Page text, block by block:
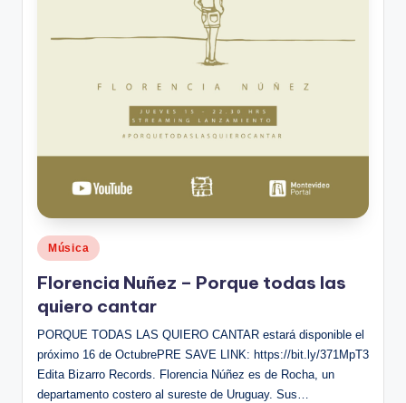
Publicado
en
Música
Florencia Nuñez – Porque todas las
quiero cantar
PORQUE TODAS LAS QUIERO CANTAR estará disponible el
próximo 16 de OctubrePRE SAVE LINK: https://bit.ly/371MpT3
Edita Bizarro Records. Florencia Núñez es de Rocha, un
departamento costero al sureste de Uruguay. Sus…